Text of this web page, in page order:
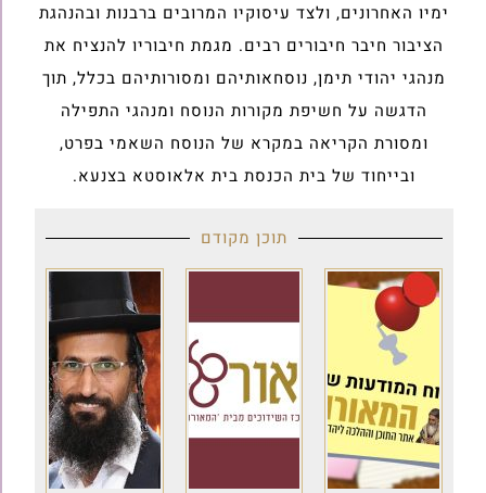
ימיו האחרונים, ולצד עיסוקיו המרובים ברבנות ובהנהגת
הציבור חיבר חיבורים רבים. מגמת חיבוריו להנציח את
מנהגי יהודי תימן, נוסחאותיהם ומסורותיהם בכלל, תוך
הדגשה על חשיפת מקורות הנוסח ומנהגי התפילה
ומסורת הקריאה במקרא של הנוסח השאמי בפרט,
ובייחוד של בית הכנסת בית אלאוסטא בצנעא.
תוכן מקודם